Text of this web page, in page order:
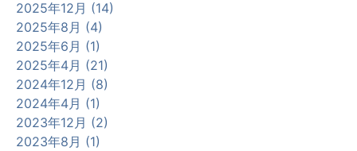
2025年12月 (14)
2025年8月 (4)
2025年6月 (1)
2025年4月 (21)
2024年12月 (8)
2024年4月 (1)
2023年12月 (2)
2023年8月 (1)